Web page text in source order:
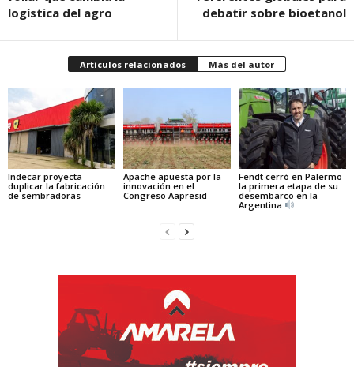
logística del agro
debatir sobre bioetanol
Artículos relacionados Más del autor
Indecar proyecta
duplicar la fabricación
de sembradoras
Apache apuesta por la
innovación en el
Congreso Aapresid
Fendt cerró en Palermo
la primera etapa de su
desembarco en la
Argentina